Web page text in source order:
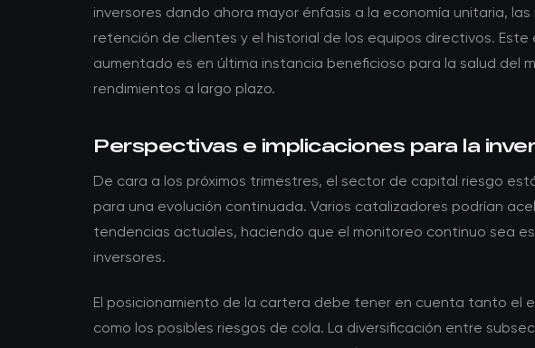
inversores dando ahora mayor énfasis a la economía unitaria,
retención de clientes y el historial de los equipos directivos. Este
aumentado es en última instancia beneficioso para la salud del
rendimientos a largo plazo.
Perspectivas e implicaciones para la
De cara a los próximos trimestres, el sector de capital riesgo
para una evolución continuada. Varios catalizadores podrían
tendencias actuales, haciendo que el monitoreo continuo sea
inversores.
El posicionamiento de la cartera debe tener en cuenta tanto el
como los posibles riesgos de cola. La diversificación entre